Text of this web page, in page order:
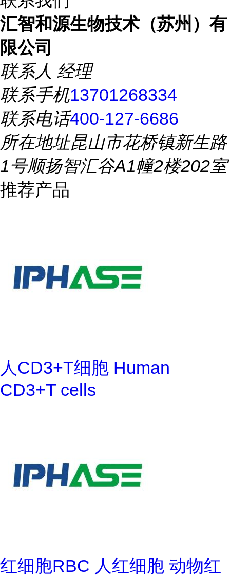
汇智和源生物技术（苏州）有
限公司
联系人 经理
联系手机13701268334
联系电话400-127-6686
所在地址昆山市花桥镇新生路
1号顺扬智汇谷A1幢2楼202室
推荐产品
人CD3+T细胞 Human
CD3+T cells
红细胞RBC 人红细胞 动物红